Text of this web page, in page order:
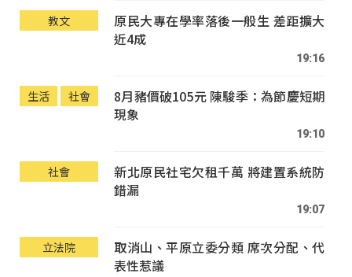
教文
原民大專在學率落後一般生 差距擴大
近4成
19:16
生活 社會
8月豬價破105元 陳駿季：為節慶短期
現象
19:10
社會
新北原民社宅欠租千萬 將建置系統防
錯漏
19:07
立法院
取消山、平原立委分類 席次分配、代
表性惹議